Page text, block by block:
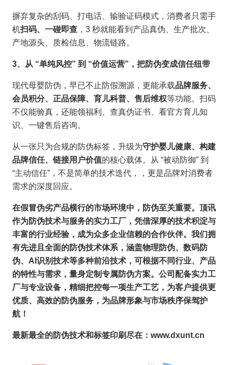
摒弃复杂的刮码、打电话、输验证码模式，消费者只需手
机扫码、一碰即查 ，3 秒就能看到产品真伪、生产批次、
产地源头、质检信息、物流链路。
3、从 “单纯风控” 到 “价值运营”，把防伪变成信任纽带
现代母婴防伪，早已不止防假溯源，更能承载品牌服务、
会员积分、正品保障、育儿科普、售后维权等功能。扫码
不仅能验真，还能领福利、查真伪证书、看官方育儿知
识、一键售后咨询。
从一张只为合规的防伪标签，升级为守护婴儿健康、构建
品牌信任、链接用户价值的核心载体。从 “被动防御” 到
“主动信任”，不是简单的技术迭代，，更是品牌对消费者
需求的深度回应。
在假冒伪劣产品横行的市场环境中，防伪至关重要。顶讯
作为防伪技术与服务的实力工厂，凭借深厚的技术积淀与
丰富的行业经验，成为众多企业信赖的合作伙伴。 我们拥
有先进且全面的防伪技术体系，涵盖物理防伪、数码防
伪、AI识别技术等多种前沿技术，可根据不同行业、产品
的特性与需求，量身定制专属防伪方案。 公司配备实力工
厂与专业设备，精细把控每一项生产工艺，为客户提供更
优质、高效的防伪服务，为品牌形象与市场秩序保驾护
航！
最新最全的防伪技术和标签印刷尽在：www.dxunt.cn